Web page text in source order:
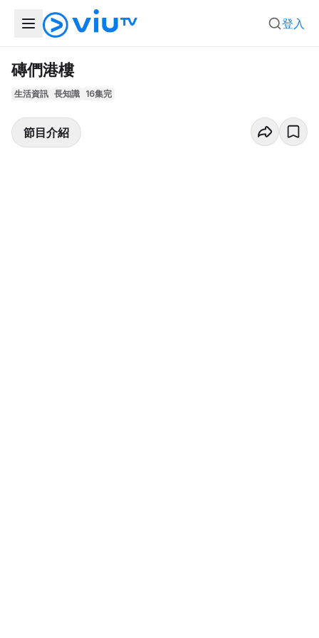
登入
磚們港樓
生活資訊 長知識 16集完
節目介紹